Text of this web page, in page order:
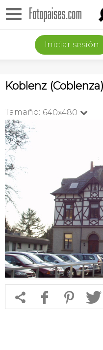
Iniciar sesión
Koblenz
Tamaño: 640x480 
 f 1 T